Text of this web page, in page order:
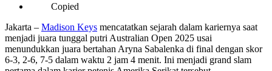
Copied
Jakarta – Madison Keys mencatatkan sejarah dalam kariernya saat
menjadi juara tunggal putri Australian Open 2025 usai
menundukkan juara bertahan Aryna Sabalenka di final dengan skor
6-3, 2-6, 7-5 dalam waktu 2 jam 4 menit. Ini menjadi grand slam